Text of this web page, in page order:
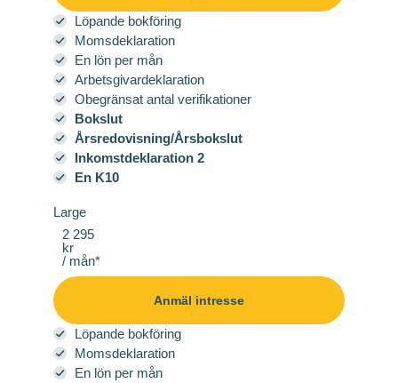
Löpande bokföring
Momsdeklaration
En lön per mån
Arbetsgivardeklaration
Obegränsat antal verifikationer
Bokslut
Årsredovisning/Årsbokslut
Inkomstdeklaration 2
En K10
Large
2 295
kr
/ mån*
Anmäl intresse
Löpande bokföring
Momsdeklaration
En lön per mån